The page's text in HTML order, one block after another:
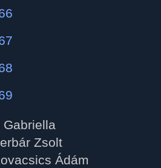
Zsolt
Ádám